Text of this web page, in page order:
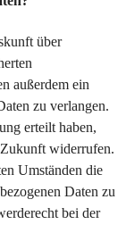
über
außerdem ein
zu verlangen.
erteilt haben,
widerrufen.
Umständen die
Daten zu
bei der